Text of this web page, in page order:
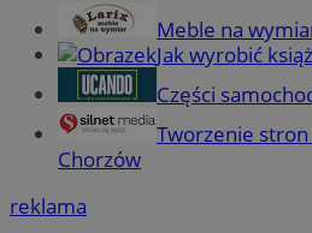
Meble na
Jak wyrobić
Części
Tworzenie
Chorzów
reklama